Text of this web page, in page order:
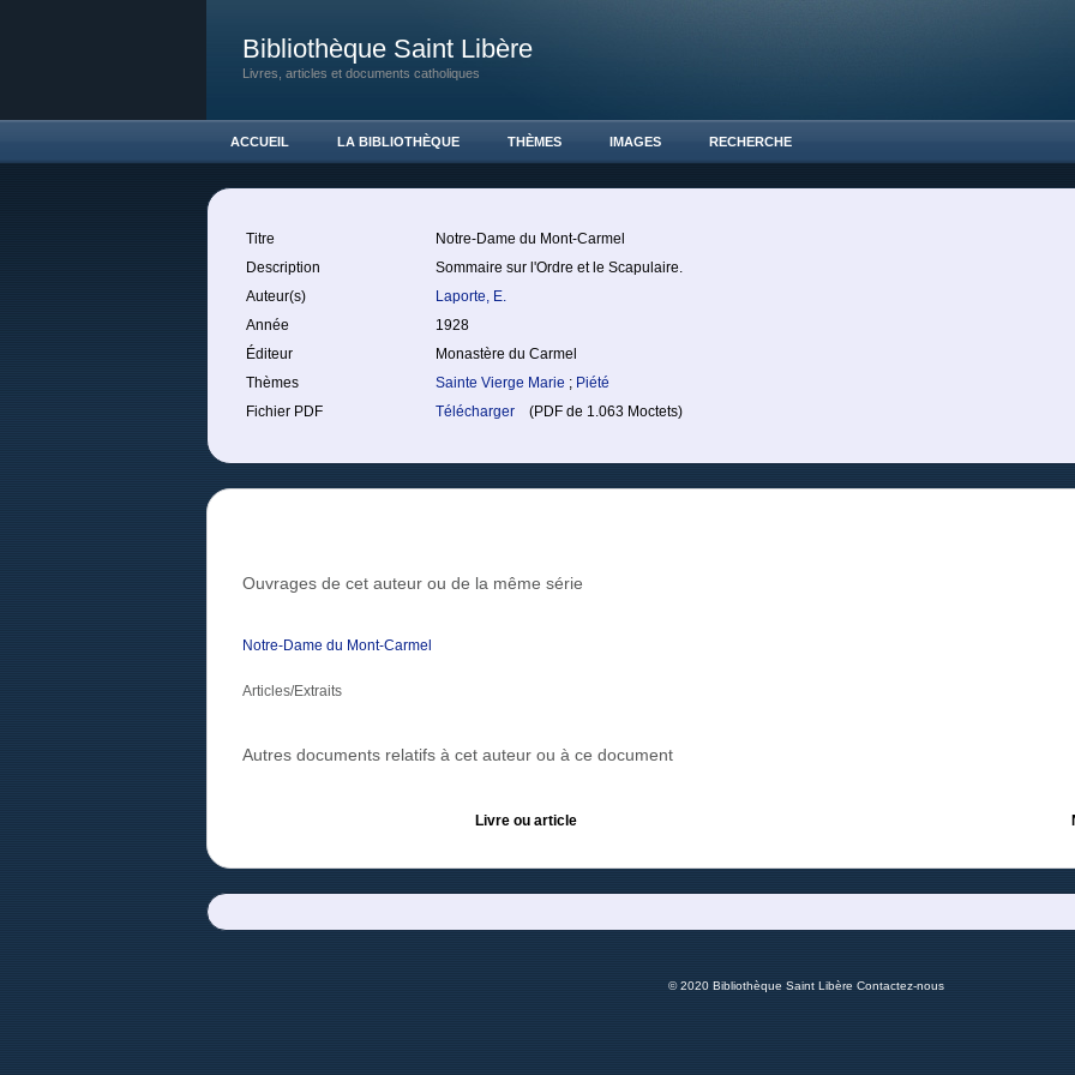
Bibliothèque Saint Libère
Livres, articles et documents catholiques
ACCUEIL LA BIBLIOTHÈQUE THÈMES IMAGES RECHERCHE
Titre
Notre-Dame du Mont-Carmel
Description
Sommaire sur l'Ordre et le Scapulaire.
Auteur(s)
Laporte, E.
Année
1928
Éditeur
Monastère du Carmel
Thèmes
Sainte Vierge Marie ; Piété
Fichier PDF
Télécharger (PDF de 1.063 Moctets)
Ouvrages de cet auteur ou de la même série
Notre-Dame du Mont-Carmel
Articles/Extraits
Autres documents relatifs à cet auteur ou à ce document
Livre ou article
© 2020 Bibliothèque Saint Libère Contactez-nous